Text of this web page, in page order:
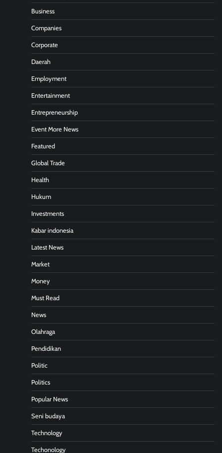
Business
Companies
Corporate
Daerah
Employment
Entertainment
Entrepreneurship
Event More News
Featured
Global Trade
Health
Hukum
Investments
Kabar indonesia
Latest News
Market
Money
Must Read
News
Olahraga
Pendidikan
Politic
Politics
Popular News
Seni budaya
Technology
Techonology